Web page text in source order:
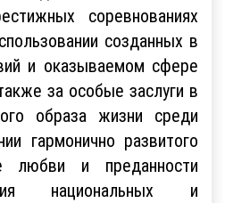
соревнованиях
созданных в
и оказываемом сфере
за особые заслуги в
образа жизни среди
гармонично развитого
любви и преданности
национальных и